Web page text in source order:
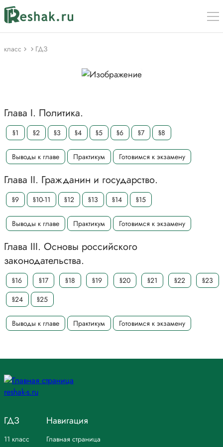
класс ГДЗ
Глава I. Политика.
§1 §2 §3 §4 §5 §6 §7 §8
Выводы к главе Практикум Готовимся к экзамену
Глава II. Гражданин и государство.
§9 §10-11 §12 §13 §14 §15
Выводы к главе Практикум Готовимся к экзамену
Глава III. Основы российского
законодательства.
§16 §17 §18 §19 §20 §21 §22
§23
§24
§25
Выводы к главе Практикум Готовимся к экзамену
ГДЗ
11 класс
Навигация
Главная страница